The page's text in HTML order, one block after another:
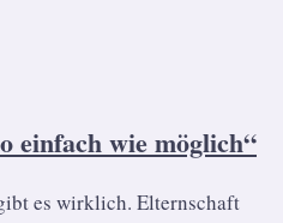
einfach wie möglich“
es wirklich. Elternschaft